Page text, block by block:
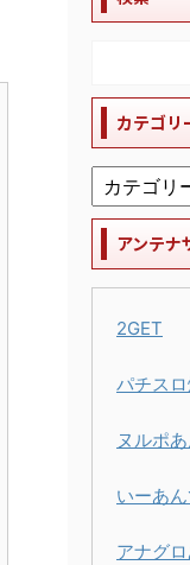
カテゴリ
アンテナ
2GET
パチス
ヌルポ
いーあ
アナグ